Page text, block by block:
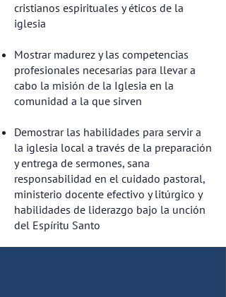
cristianos espirituales y éticos de la
iglesia
Mostrar madurez y las competencias
profesionales necesarias para llevar a
cabo la misión de la Iglesia en la
comunidad a la que sirven
Demostrar las habilidades para servir a
la iglesia local a través de la preparación
y entrega de sermones, sana
responsabilidad en el cuidado pastoral,
ministerio docente efectivo y litúrgico y
habilidades de liderazgo bajo la unción
del Espíritu Santo